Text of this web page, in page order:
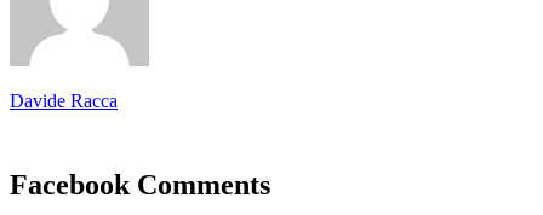
Davide Racca
Facebook Comments